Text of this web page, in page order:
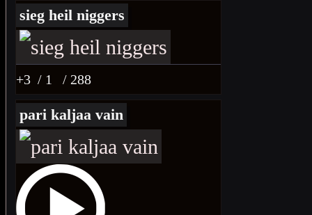
sieg heil niggers
+3 / 1 / 288
pari kaljaa vain